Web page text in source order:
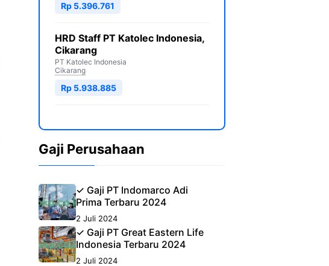
Rp 5.396.761
HRD Staff PT Katolec Indonesia,
Cikarang
PT Katolec Indonesia
Cikarang
Rp 5.938.885
Gaji Perusahaan
✓ Gaji PT Indomarco Adi
Prima Terbaru 2024
2 Juli 2024
✓ Gaji PT Great Eastern Life
Indonesia Terbaru 2024
2 Juli 2024